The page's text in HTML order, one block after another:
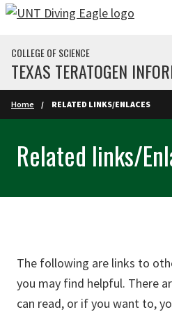
Skip to main content
COLLEGE OF SCIENCE
TEXAS TERATOGEN
Home RELATED LINKS/ENLACES
Related links/
The following are links to
you may find helpful. There
can read, or if you want to,